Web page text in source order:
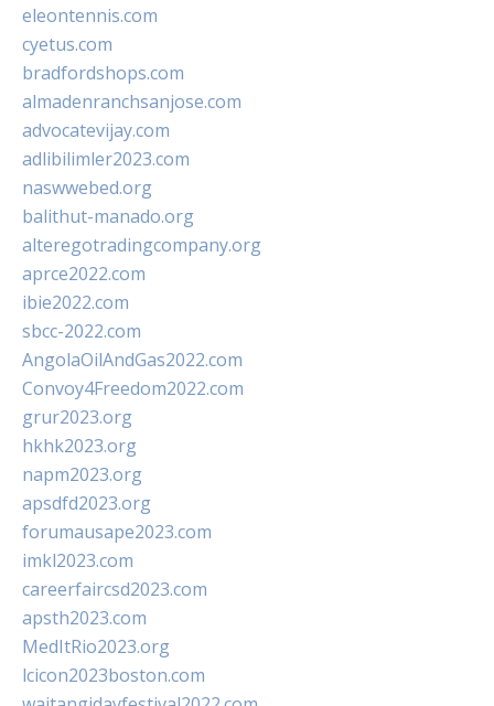
eleontennis.com
cyetus.com
bradfordshops.com
almadenranchsanjose.com
advocatevijay.com
adlibilimler2023.com
naswwebed.org
balithut-manado.org
alteregotradingcompany.org
aprce2022.com
ibie2022.com
sbcc-2022.com
AngolaOilAndGas2022.com
Convoy4Freedom2022.com
grur2023.org
hkhk2023.org
napm2023.org
apsdfd2023.org
forumausape2023.com
imkl2023.com
careerfaircsd2023.com
apsth2023.com
MedItRio2023.org
lcicon2023boston.com